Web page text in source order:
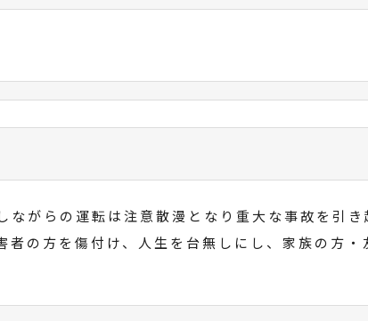
ながらの運転は注意散漫となり重大な事故を引
者の方を傷付け、人生を台無しにし、家族の方・